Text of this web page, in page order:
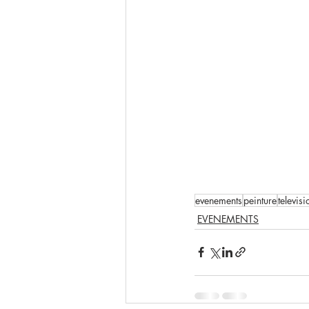
evenements peinture
EVENEMENTS